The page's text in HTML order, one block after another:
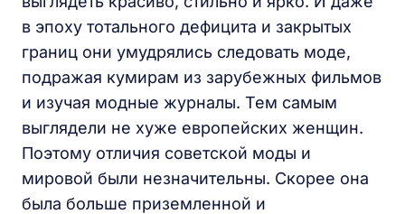
в эпоху тотального дефицита и закрытых
границ они умудрялись следовать моде,
подражая кумирам из зарубежных фильмов
и изучая модные журналы. Тем самым
выглядели не хуже европейских женщин.
Поэтому отличия советской моды и
мировой были незначительны. Скорее она
была больше приземленной и